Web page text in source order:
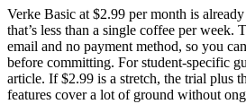
Verke Basic at $2.99 per month is
that’s less than a single coffee per week.
email and no payment method, so you
before committing. For student-specific
article. If $2.99 is a stretch, the trial plus
features cover a lot of ground without